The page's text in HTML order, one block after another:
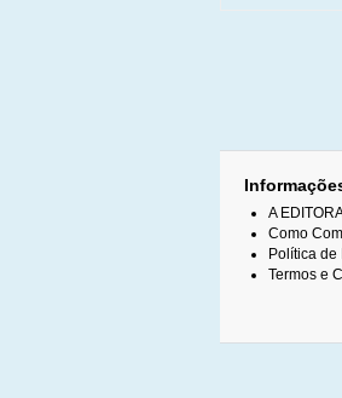
A
Como
Política de
Termos e